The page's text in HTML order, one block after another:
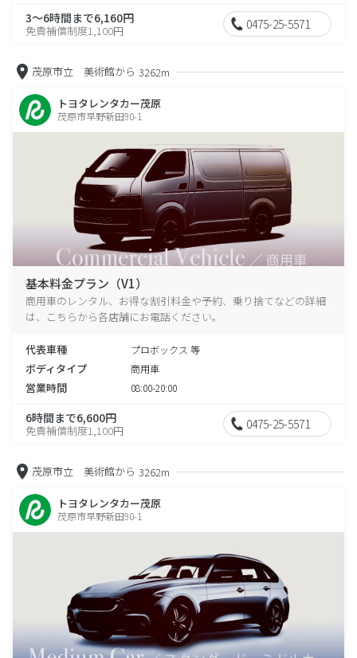
3～6時間まで6,160円
免責補償制度1,100円 0475-25-5571
茂原市立 美術館から 3262m
トヨタレンタカー茂原
茂原市早野新田90-1
基本料金プラン（V1）
商用車のレンタル、お得な割引料金や予約、乗り捨てなどの詳細
は、こちらから各店舗にお電話ください。
代表車種 プロボックス 等
ボディタイプ 商用車
営業時間 08:00-20:00
6時間まで6,600円
免責補償制度1,100円 0475-25-5571
茂原市立 美術館から 3262m
トヨタレンタカー茂原
茂原市早野新田90-1